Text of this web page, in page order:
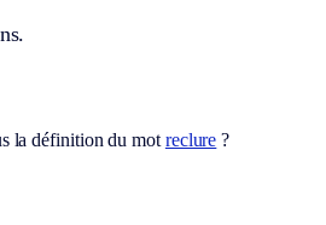
la définition du mot reclure ?